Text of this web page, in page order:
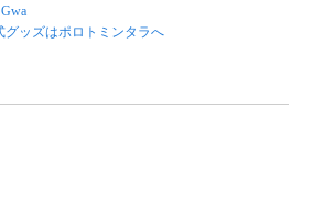
グッズはポロトミンタラへ